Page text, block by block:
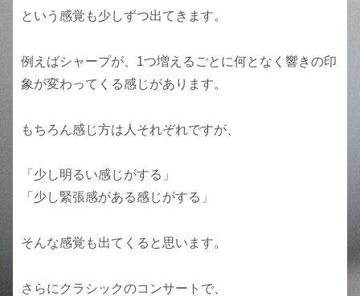
という感覚も少しずつ出てきます。
例えばシャープが、1つ増えるごとに何となく響きの印
象が変わってくる感じがあります。
もちろん感じ方は人それぞれですが、
「少し明るい感じがする」
「少し緊張感がある感じがする」
そんな感覚も出てくると思います。
さらにクラシックのコンサートで、